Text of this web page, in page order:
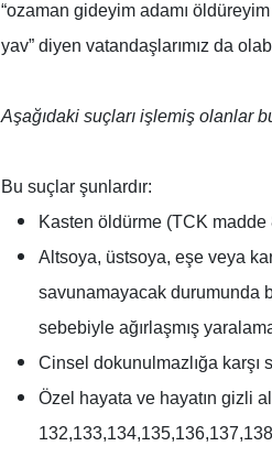
“ozaman gideyim adamı
yav” diyen vatandaşlarımız da
Aşağıdaki suçları işlemiş olanlar
Bu suçlar şunlardır:
Kasten öldürme (TCK madde
Altsoya, üstsoya, eşe veya
savunamayacak durumunda
sebebiyle ağırlaşmış
Cinsel dokunulmazlığa karşı
Özel hayata ve hayatın gizli